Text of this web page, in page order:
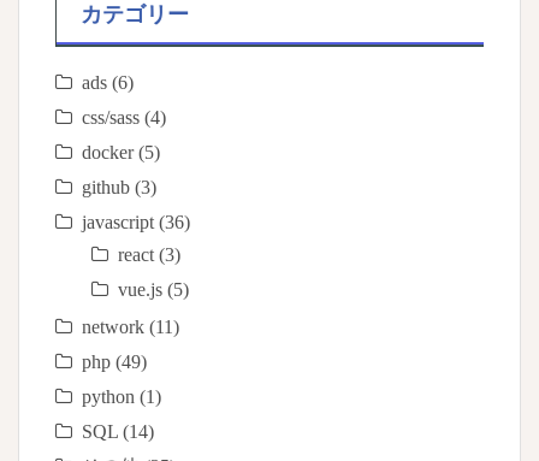
カテゴリー
ads (6)
css/sass (4)
docker(5)
github (3)
javascript (36)
react (3)
vue.js (5)
network (11)
php (49)
python (1)
SQL (14)